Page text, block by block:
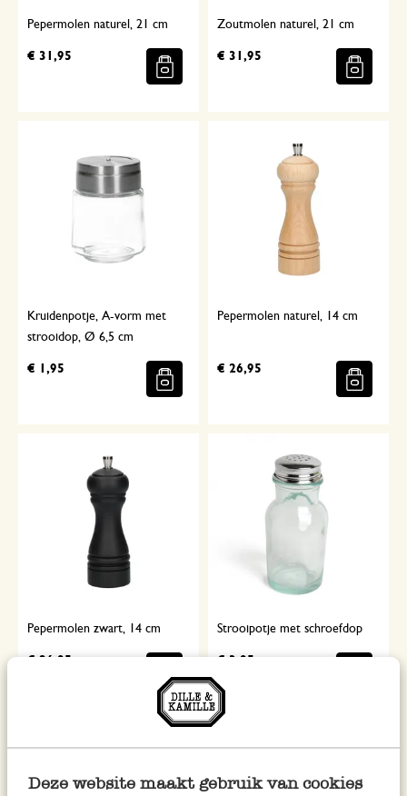
Deze website maakt gebruik van cookies
Pepermolen naturel, 21 cm
€ 31,95
Zoutmolen naturel, 21 cm
€ 31,95
Kruidenpotje, A-vorm met
strooidop, Ø 6,5 cm
€ 1,95
Pepermolen naturel, 14 cm
€ 26,95
Pepermolen zwart, 14 cm
€ 26,95
Strooipotje met schroefdop
€ 3,95